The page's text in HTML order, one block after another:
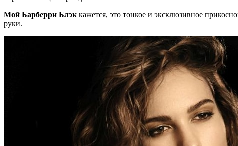
Мой Барберри Блэк кажется, это тонкое и эксклюзивное
руки.